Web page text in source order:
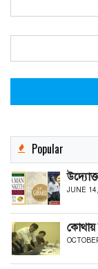
Popular
JUNE
কোথায়